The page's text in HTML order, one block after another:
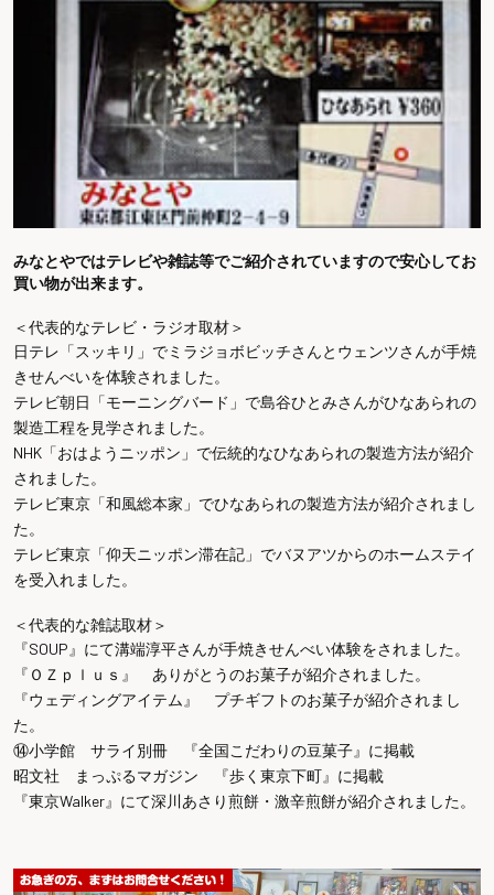
みなとやではテレビや雑誌等でご紹介されていますので安心してお
買い物が出来ます。
＜代表的なテレビ・ラジオ取材＞
日テレ「スッキリ」でミラジョボビッチさんとウェンツさんが手焼
きせんべいを体験されました。
テレビ朝日「モーニングバード」で島谷ひとみさんがひなあられの
製造工程を見学されました。
NHK「おはようニッポン」で伝統的なひなあられの製造方法が紹介
されました。
テレビ東京「和風総本家」でひなあられの製造方法が紹介されまし
た。
テレビ東京「仰天ニッポン滞在記」でバヌアツからのホームステイ
を受入れました。
＜代表的な雑誌取材＞
『SOUP』にて溝端淳平さんが手焼きせんべい体験をされました。
『ＯＺｐｌｕｓ』 ありがとうのお菓子が紹介されました。
『ウェディングアイテム』 プチギフトのお菓子が紹介されまし
た。
⑭小学館 サライ別冊 『全国こだわりの豆菓子』に掲載
昭文社 まっぷるマガジン 『歩く東京下町』に掲載
『東京Walker』にて深川あさり煎餅・激辛煎餅が紹介されました。